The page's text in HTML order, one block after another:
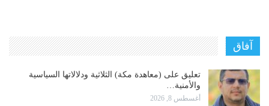
آفاق
تعليق على (معاهدة مكة) الثلاثية ودلالاتها السياسية
والأمنية…
أغسطس 8, 2026